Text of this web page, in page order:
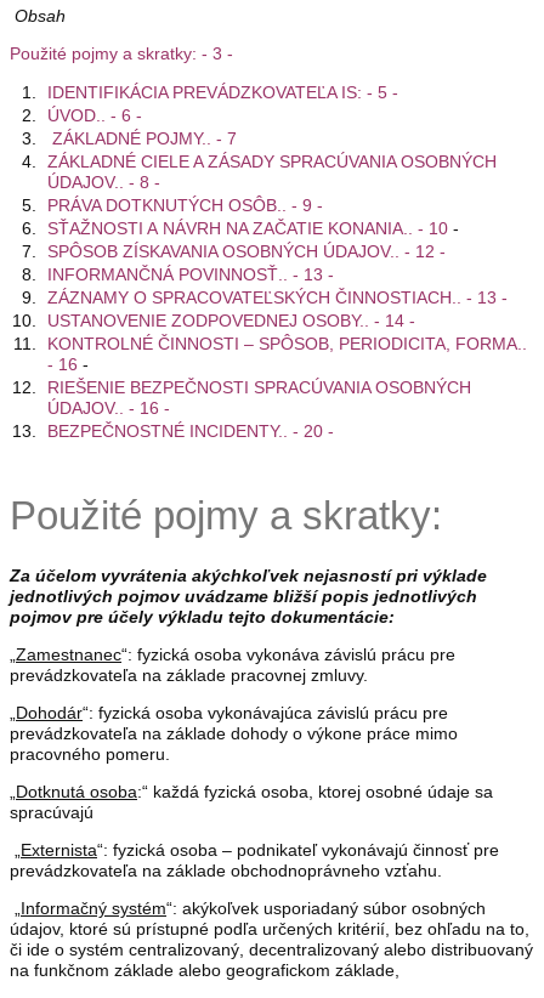
Obsah
Použité pojmy a skratky: - 3 -
IDENTIFIKÁCIA PREVÁDZKOVATEĽA IS: - 5 -
ÚVOD.. - 6 -
ZÁKLADNÉ POJMY.. - 7
ZÁKLADNÉ CIELE A ZÁSADY SPRACÚVANIA OSOBNÝCH
ÚDAJOV.. - 8 -
PRÁVA DOTKNUTÝCH OSÔB.. - 9 -
SŤAŽNOSTI A NÁVRH NA ZAČATIE KONANIA.. - 10 -
SPÔSOB ZÍSKAVANIA OSOBNÝCH ÚDAJOV.. - 12 -
INFORMANČNÁ POVINNOSŤ.. - 13 -
ZÁZNAMY O SPRACOVATEĽSKÝCH ČINNOSTIACH.. - 13 -
USTANOVENIE ZODPOVEDNEJ OSOBY.. - 14 -
KONTROLNÉ ČINNOSTI – SPÔSOB, PERIODICITA, FORMA..
- 16 -
RIEŠENIE BEZPEČNOSTI SPRACÚVANIA OSOBNÝCH
ÚDAJOV.. - 16 -
BEZPEČNOSTNÉ INCIDENTY.. - 20 -
Použité pojmy a skratky:
Za účelom vyvrátenia akýchkoľvek nejasností pri výklade
jednotlivých pojmov uvádzame bližší popis jednotlivých
pojmov pre účely výkladu tejto dokumentácie:
„Zamestnanec“: fyzická osoba vykonáva závislú prácu pre
prevádzkovateľa na základe pracovnej zmluvy.
„Dohodár“: fyzická osoba vykonávajúca závislú prácu pre
prevádzkovateľa na základe dohody o výkone práce mimo
pracovného pomeru.
„Dotknutá osoba:“ každá fyzická osoba, ktorej osobné údaje sa
spracúvajú
„Externista“: fyzická osoba – podnikateľ vykonávajú činnosť pre
prevádzkovateľa na základe obchodnoprávneho vzťahu.
„ Informačný systém“: akýkoľvek usporiadaný súbor osobných
údajov, ktoré sú prístupné podľa určených kritérií, bez ohľadu na to,
či ide o systém centralizovaný, decentralizovaný alebo distribuovaný
na funkčnom základe alebo geografickom základe,